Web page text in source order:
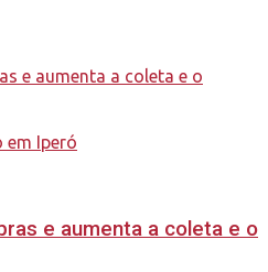
e aumenta a coleta e o